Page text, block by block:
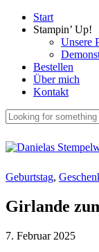
Start
Stampin’ Up!
Unsere
Bestellen
Über mich
Kontakt
Geburtstag,
Girlande
7. Februar 2025